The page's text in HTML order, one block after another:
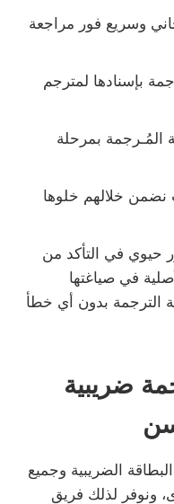
وسريع فور مراجعة
بإسنادها لمترجم
المُـرجمة بمرحلة
نضمن خلالهم خلوها
حيوي في التأكد من
في صياغتها
الترجمة بدون أي خطأ
ضريبية
الضريبية وجميع
ونوفر لذلك فريق